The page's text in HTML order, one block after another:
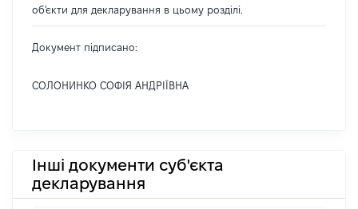
об'єкти для декларування в цьому розділі.
Документ підписано:
СОЛОНИНКО СОФІЯ АНДРІЇВНА
Інші документи суб'єкта
декларування